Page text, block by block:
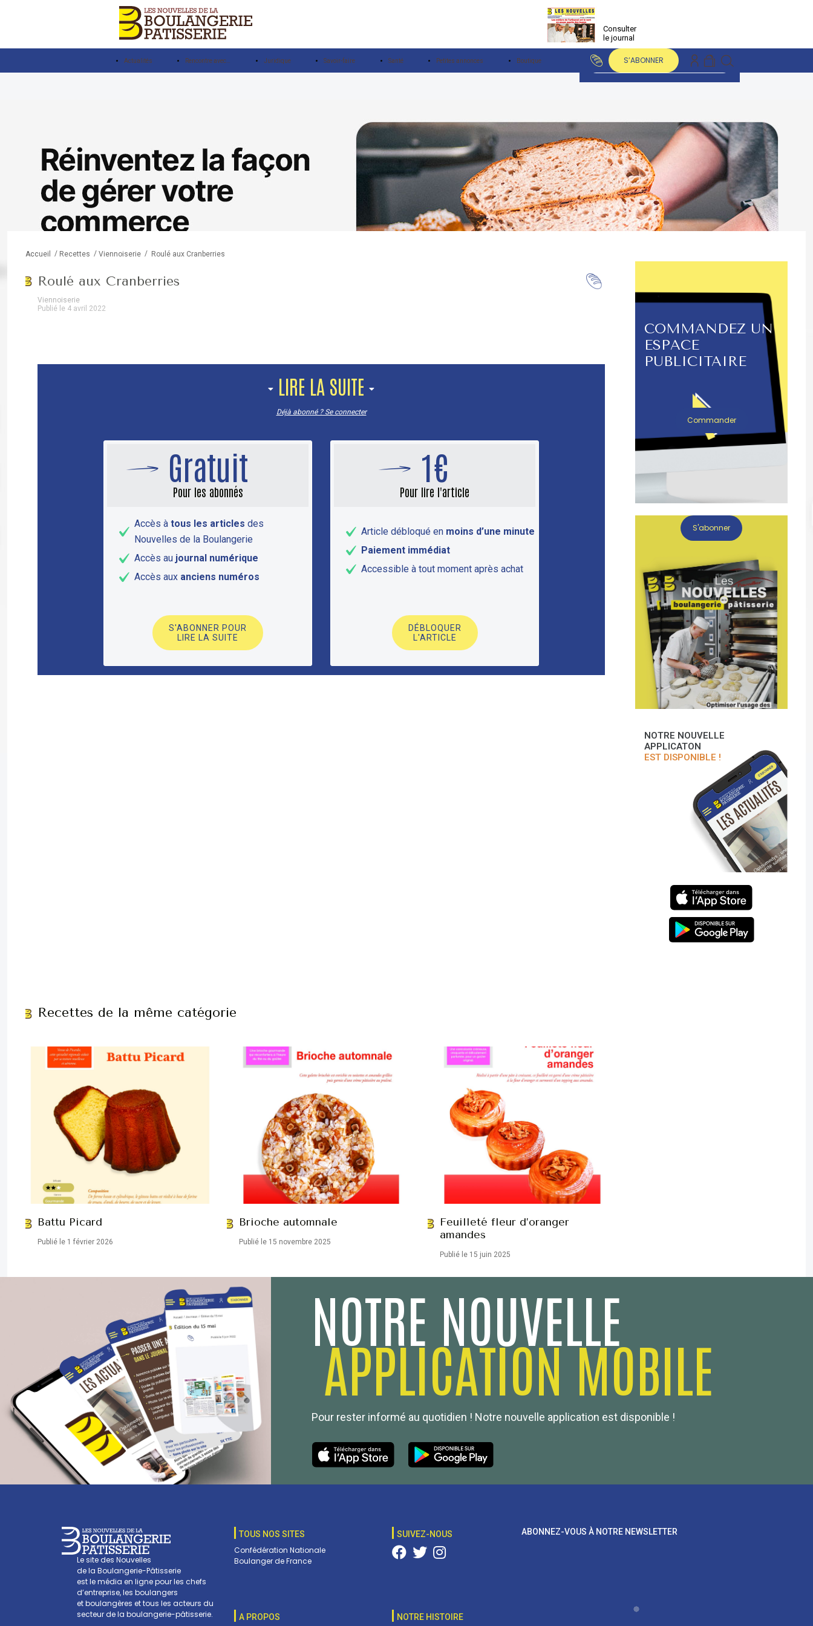
Consulter
le journal
Actualités Rencontre avec… Juridique Savoir-faire Santé Petites annonces Boutique S’ABONNER
Accueil / Recettes / Viennoiserie / Roulé aux Cranberries
Roulé aux Cranberries
Viennoiserie
Publié le 4 avril 2022
LIRE LA SUITE
Déjà abonné ? Se connecter
Gratuit
Pour les abonnés
Accès à tous les articles des
Nouvelles de la Boulangerie
Accès au journal numérique
Accès aux anciens numéros
S'ABONNER POUR
LIRE LA SUITE
1€
Pour lire l'article
Article débloqué en moins d’une minute
Paiement immédiat
Accessible à tout moment après achat
DÉBLOQUER
L'ARTICLE
COMMANDEZ UN
ESPACE
PUBLICITAIRE
Commander
S'abonner
NOTRE NOUVELLE
APPLICATON
EST DISPONIBLE !
Recettes de la même catégorie
Battu Picard
Publié le 1 février 2026
Brioche automnale
Publié le 15 novembre 2025
Feuilleté fleur d’oranger
amandes
Publié le 15 juin 2025
NOTRE NOUVELLE
APPLICATION MOBILE
Pour rester informé au quotidien ! Notre nouvelle application est disponible !
Le site des Nouvelles
de la Boulangerie-Pâtisserie
est le média en ligne pour les chefs
d’entreprise, les boulangers
et boulangères et tous les acteurs du
secteur de la boulangerie-pâtisserie.
TOUS NOS SITES
Confédération Nationale
Boulanger de France
SUIVEZ-NOUS
A PROPOS NOTRE HISTOIRE
ABONNEZ-VOUS À NOTRE NEWSLETTER